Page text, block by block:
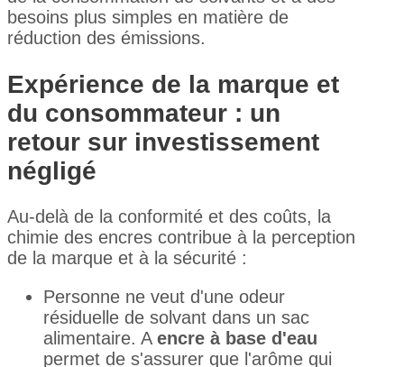
besoins plus simples en matière de
réduction des émissions.
Expérience de la marque et
du consommateur : un
retour sur investissement
négligé
Au-delà de la conformité et des coûts, la
chimie des encres contribue à la perception
de la marque et à la sécurité :
Personne ne veut d'une odeur
résiduelle de solvant dans un sac
alimentaire. A encre à base d'eau
permet de s'assurer que l'arôme qui